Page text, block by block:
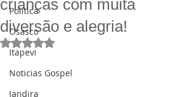
Política
Osasco
Itapevi
Noticias Gospel
Jandira
crianças com muita
diversão e alegria!
Avaliado com NaN de 5 estrelas.